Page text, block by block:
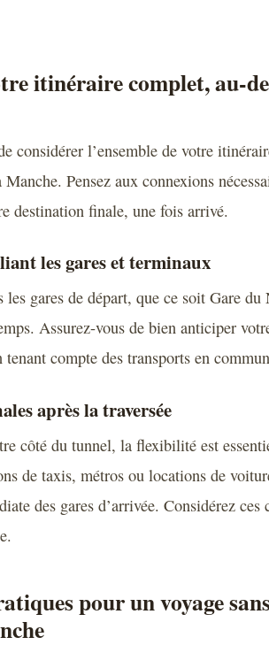
itinéraire complet, au-
considérer l’ensemble de votre
Pensez aux connexions
destination finale, une fois arrivé.
les gares et terminaux
les gares de départ, que ce soit Gare
Assurez-vous de bien anticiper
compte des transports en
après la traversée
côté du tunnel, la flexibilité est
de taxis, métros ou locations de
des gares d’arrivée. Considérez
pour un voyage